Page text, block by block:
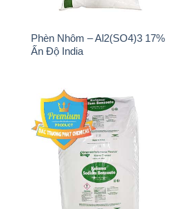
Phèn Nhôm – Al2(SO4)3 17%
Ấn Độ India